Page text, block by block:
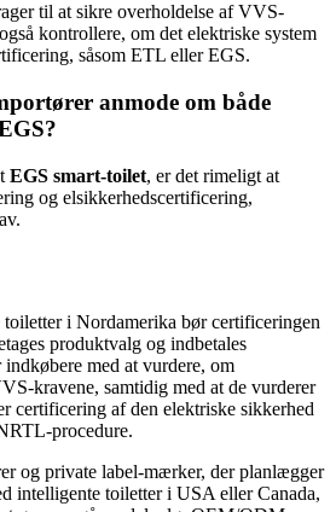
til at sikre overholdelse af VVS-
kontrollere, om det elektriske system
såsom ETL eller EGS.
anmode om både
EGS smart-toilet, er det rimeligt at
og elsikkerhedscertificering,
i Nordamerika bør certificeringen
produktvalg og indbetales
med at vurdere, om
kravene, samtidig med at de vurderer
certificering af den elektriske sikkerhed
procedure.
og private label-mærker, der planlægger
intelligente toiletter i USA eller Canada,